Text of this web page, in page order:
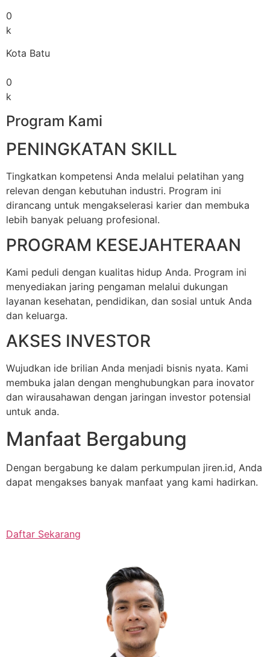
0
k
Kota Batu
0
k
Program Kami
PENINGKATAN SKILL
Tingkatkan kompetensi Anda melalui pelatihan yang
relevan dengan kebutuhan industri. Program ini
dirancang untuk mengakselerasi karier dan membuka
lebih banyak peluang profesional.
PROGRAM KESEJAHTERAAN
Kami peduli dengan kualitas hidup Anda. Program ini
menyediakan jaring pengaman melalui dukungan
layanan kesehatan, pendidikan, dan sosial untuk Anda
dan keluarga.
AKSES INVESTOR
Wujudkan ide brilian Anda menjadi bisnis nyata. Kami
membuka jalan dengan menghubungkan para inovator
dan wirausahawan dengan jaringan investor potensial
untuk anda.
Manfaat Bergabung
Dengan bergabung ke dalam perkumpulan jiren.id, Anda
dapat mengakses banyak manfaat yang kami hadirkan.
Daftar Sekarang